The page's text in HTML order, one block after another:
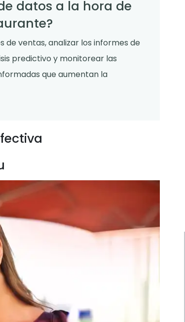
datos a la hora de
de ventas, analizar los informes de
predictivo y monitorear las
que aumentan la